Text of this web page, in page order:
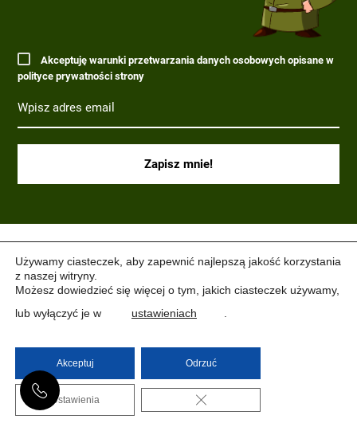
Akceptuję warunki przetwarzania danych osobowych opisane w
polityce prywatności strony
Używamy ciasteczek, aby zapewnić najlepszą jakość korzystania
z naszej witryny.
Możesz dowiedzieć się więcej o tym, jakich ciasteczek używamy,
lub wyłączyć je w
ustawieniach
Akceptuj Odrzuć
Ustawienia ZAMKNIJ PANEL